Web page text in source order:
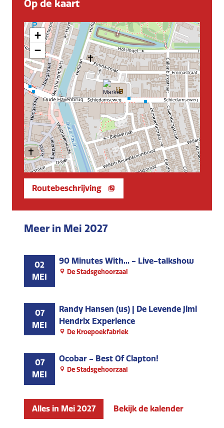
Op de kaart
+
−
Routebeschrijving
Meer in Mei 2027
02
MEI
90 Minutes With... - Live-talkshow
De Stadsgehoorzaal
07
MEI
Randy Hansen (us) | De Levende Jimi
Hendrix Experience
De Kroepoekfabriek
07
MEI
Ocobar - Best Of Clapton!
De Stadsgehoorzaal
Alles in Mei 2027 Bekijk de kalender